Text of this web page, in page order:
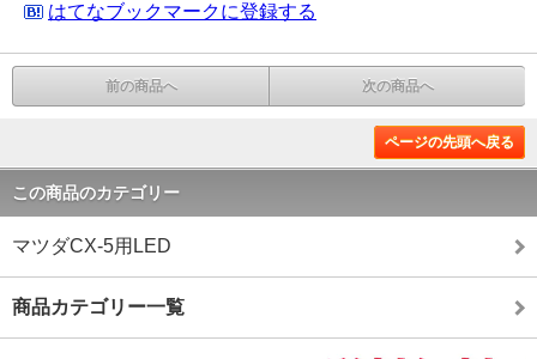
はてなブックマークに登録する
前の商品へ 次の商品へ
ページの先頭へ戻る
この商品のカテゴリー
マツダCX-5用LED
商品カテゴリー一覧